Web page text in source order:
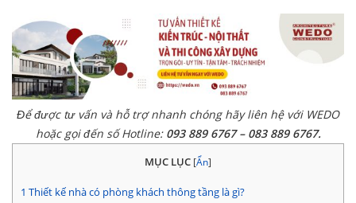
Để được tư vấn và hỗ trợ nhanh chóng hãy liên hệ với WEDO
hoặc gọi đến số Hotline: 093 889 6767 – 083 889 6767.
MỤC LỤC [Ẩn]
1 Thiết kế nhà có phòng khách thông tầng là gì?